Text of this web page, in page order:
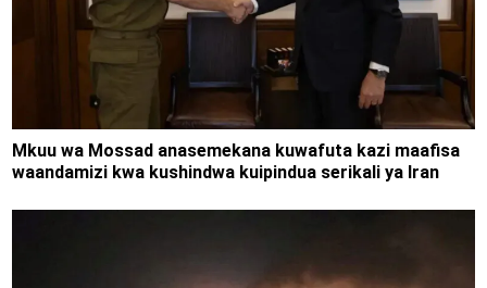
Mkuu wa Mossad anasemekana kuwafuta kazi maafisa
waandamizi kwa kushindwa kuipindua serikali ya Iran